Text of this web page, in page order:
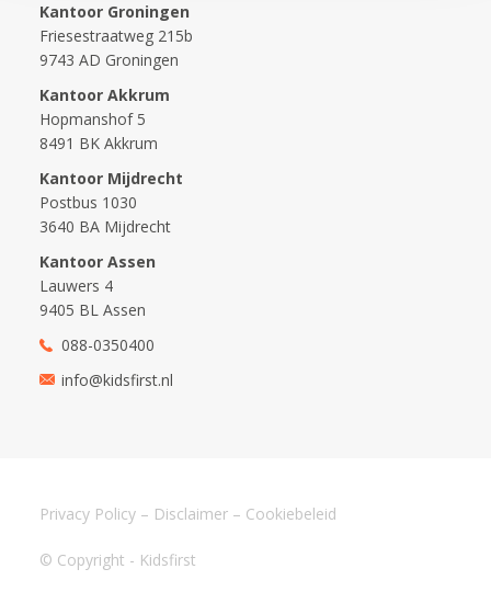
Kantoor Groningen
Friesestraatweg 215b
9743 AD Groningen
Kantoor Akkrum
Hopmanshof 5
8491 BK Akkrum
Kantoor Mijdrecht
Postbus 1030
3640 BA Mijdrecht
Kantoor Assen
Lauwers 4
9405 BL Assen
088-0350400
info@kidsfirst.nl
© Copyright - Kidsfirst
Privacy Policy – Disclaimer – Cookiebeleid